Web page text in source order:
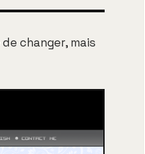
changer, mais